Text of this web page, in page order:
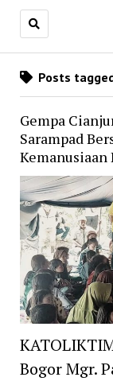
Posts
Gempa
Sarampad
Kemanusiaan
Bogor Mgr.